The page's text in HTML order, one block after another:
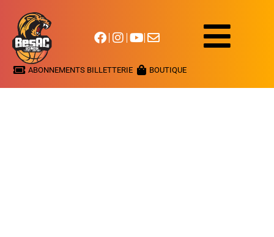
ABONNEMENTS BILLETTERIE BOUTIQUE